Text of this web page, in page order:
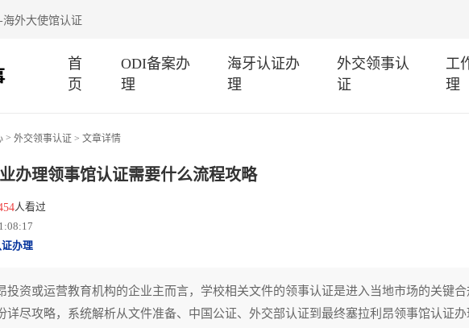
外大使馆认证
首
页
ODI备案办
理
海牙认证办
理
外交领事认
证
工
理
> 外交领事认证 > 文章详情
办理领事馆认证需要什么流程攻略
人看过
办理
投资或运营教育机构的企业主而言，学校相关文件的领事认证是进入当地市场的关键合
详尽攻略，系统解析从文件准备、中国公证、外交部认证到最终塞拉利昂领事馆认证办